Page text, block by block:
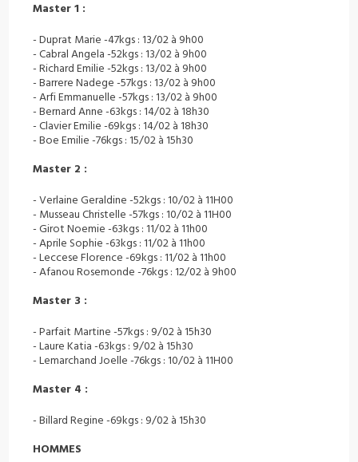
Master 1 :
- Duprat Marie -47kgs : 13/02 à 9h00
- Cabral Angela -52kgs : 13/02 à 9h00
- Richard Emilie -52kgs : 13/02 à 9h00
- Barrere Nadege -57kgs : 13/02 à 9h00
- Arfi Emmanuelle -57kgs : 13/02 à 9h00
- Bernard Anne -63kgs : 14/02 à 18h30
- Clavier Emilie -69kgs : 14/02 à 18h30
- Boe Emilie -76kgs : 15/02 à 15h30
Master 2 :
- Verlaine Geraldine -52kgs : 10/02 à 11H00
- Musseau Christelle -57kgs : 10/02 à 11H00
- Girot Noemie -63kgs : 11/02 à 11h00
- Aprile Sophie -63kgs : 11/02 à 11h00
- Leccese Florence -69kgs : 11/02 à 11h00
- Afanou Rosemonde -76kgs : 12/02 à 9h00
Master 3 :
- Parfait Martine -57kgs : 9/02 à 15h30
- Laure Katia -63kgs : 9/02 à 15h30
- Lemarchand Joelle -76kgs : 10/02 à 11H00
Master 4 :
- Billard Regine -69kgs : 9/02 à 15h30
HOMMES